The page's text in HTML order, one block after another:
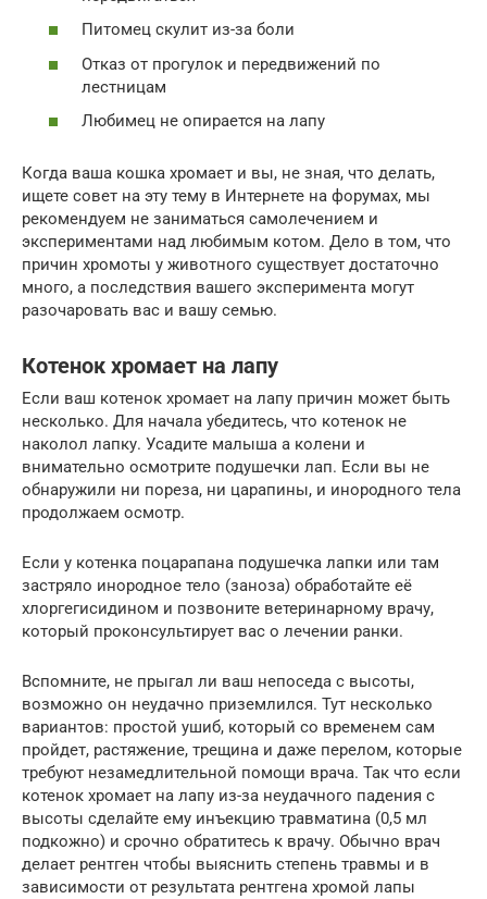
Питомец скулит из-за боли
Отказ от прогулок и передвижений по
лестницам
Любимец не опирается на лапу
Когда ваша кошка хромает и вы, не зная, что делать,
ищете совет на эту тему в Интернете на форумах, мы
рекомендуем не заниматься самолечением и
экспериментами над любимым котом. Дело в том, что
причин хромоты у животного существует достаточно
много, а последствия вашего эксперимента могут
разочаровать вас и вашу семью.
Котенок хромает на лапу
Если ваш котенок хромает на лапу причин может быть
несколько. Для начала убедитесь, что котенок не
наколол лапку. Усадите малыша а колени и
внимательно осмотрите подушечки лап. Если вы не
обнаружили ни пореза, ни царапины, и инородного тела
продолжаем осмотр.
Если у котенка поцарапана подушечка лапки или там
застряло инородное тело (заноза) обработайте её
хлоргегисидином и позвоните ветеринарному врачу,
который проконсультирует вас о лечении ранки.
Вспомните, не прыгал ли ваш непоседа с высоты,
возможно он неудачно приземлился. Тут несколько
вариантов: простой ушиб, который со временем сам
пройдет, растяжение, трещина и даже перелом, которые
требуют незамедлительной помощи врача. Так что если
котенок хромает на лапу из-за неудачного падения с
высоты сделайте ему инъекцию травматина (0,5 мл
подкожно) и срочно обратитесь к врачу. Обычно врач
делает рентген чтобы выяснить степень травмы и в
зависимости от результата рентгена хромой лапы